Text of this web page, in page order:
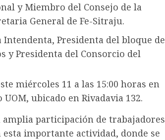
y Miembro del Consejo de la
General de Fe-Sitraju.
Intendenta, Presidenta del bloque de
y Presidenta del Consorcio del
miércoles 11 a las 15:00 horas en
ubicado en Rivadavia 132.
amplia participación de trabajadores
importante actividad, donde se